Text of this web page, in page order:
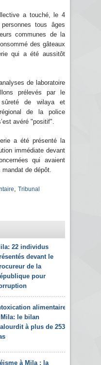
a touché, le 4
tous âges
communes de la
des gâteaux
qui a été aussitôt
de laboratoire
prélevés par le
de wilaya et
de la police
avéré "positif".
a été présenté la
immédiate devant
qui avaient
de dépôt.
Tribunal
22 individus
devant le
de la
pour
alimentaire
le bilan
à plus de 253
à Mila : la